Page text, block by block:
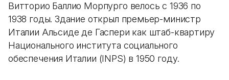
Витторио Баллио Морпурго велось с 1936 по
1938 годы. Здание открыл премьер-министр
Италии Альсиде де Гаспери как штаб-квартиру
Национального института социального
обеспечения Италии (INPS) в 1950 году.